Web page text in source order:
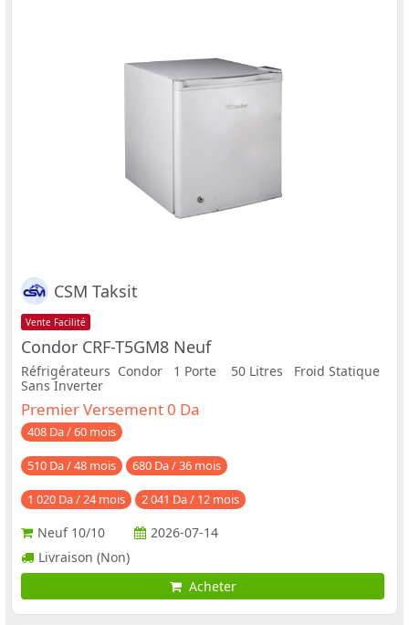
CSM Taksit
Vente Facilité
Condor CRF-T5GM8 Neuf
Réfrigérateurs Condor 1 Porte 50 Litres Froid Statique
Sans Inverter
Premier Versement 0 Da
408 Da / 60 mois
510 Da / 48 mois 680 Da / 36 mois
1 020 Da / 24 mois 2 041 Da / 12 mois
Neuf 10/10
2026-07-14
Livraison (Non)
Acheter